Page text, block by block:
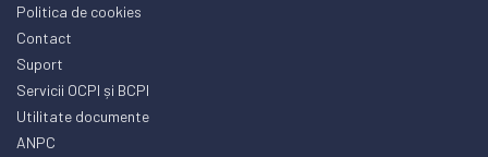
Politica de cookies
Contact
Suport
Servicii OCPI și BCPI
Utilitate documente
ANPC